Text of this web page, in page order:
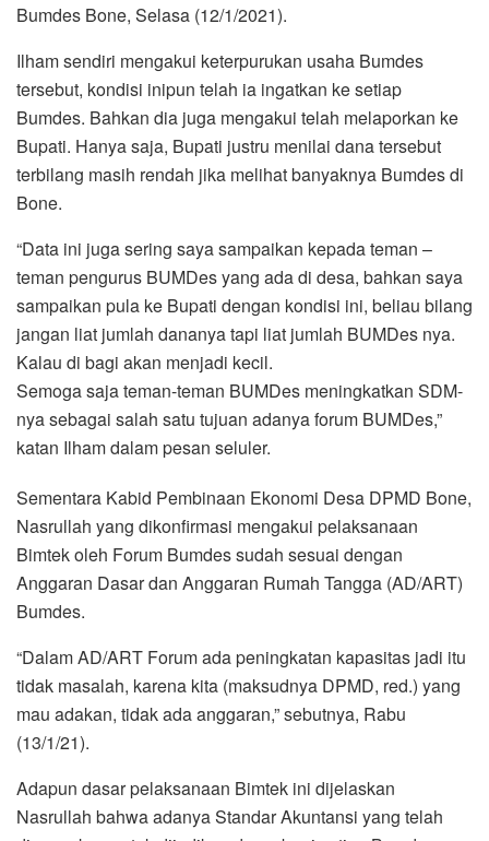
Bumdes Bone, Selasa (12/1/2021).
Ilham sendiri mengakui keterpurukan usaha Bumdes
tersebut, kondisi inipun telah ia ingatkan ke setiap
Bumdes. Bahkan dia juga mengakui telah melaporkan ke
Bupati. Hanya saja, Bupati justru menilai dana tersebut
terbilang masih rendah jika melihat banyaknya Bumdes di
Bone.
“Data ini juga sering saya sampaikan kepada teman –
teman pengurus BUMDes yang ada di desa, bahkan saya
sampaikan pula ke Bupati dengan kondisi ini, beliau bilang
jangan liat jumlah dananya tapi liat jumlah BUMDes nya.
Kalau di bagi akan menjadi kecil.
Semoga saja teman-teman BUMDes meningkatkan SDM-
nya sebagai salah satu tujuan adanya forum BUMDes,”
katan Ilham dalam pesan seluler.
Sementara Kabid Pembinaan Ekonomi Desa DPMD Bone,
Nasrullah yang dikonfirmasi mengakui pelaksanaan
Bimtek oleh Forum Bumdes sudah sesuai dengan
Anggaran Dasar dan Anggaran Rumah Tangga (AD/ART)
Bumdes.
“Dalam AD/ART Forum ada peningkatan kapasitas jadi itu
tidak masalah, karena kita (maksudnya DPMD, red.) yang
mau adakan, tidak ada anggaran,” sebutnya, Rabu
(13/1/21).
Adapun dasar pelaksanaan Bimtek ini dijelaskan
Nasrullah bahwa adanya Standar Akuntansi yang telah